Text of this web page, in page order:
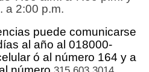
a 2:00 p.m.
puede comunicarse
al año al 018000-
ó al número 164 y a